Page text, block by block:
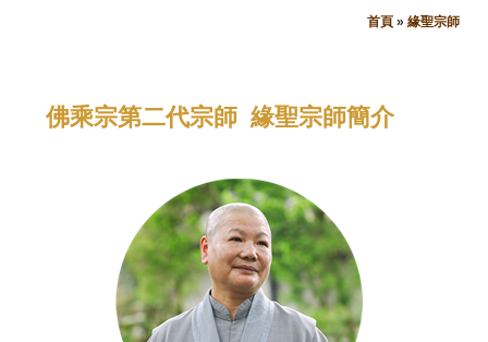
這
首頁 » 緣聖宗師
佛乘宗第二代宗師 緣聖宗師簡介